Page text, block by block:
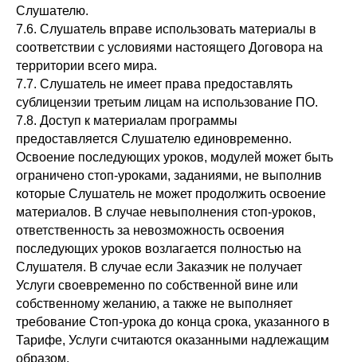
Слушателю.
7.6. Слушатель вправе использовать материалы в
соответствии с условиями настоящего Договора на
территории всего мира.
7.7. Слушатель не имеет права предоставлять
сублицензии третьим лицам на использование ПО.
7.8. Доступ к материалам программы
предоставляется Слушателю единовременно.
Освоение последующих уроков, модулей может быть
ограничено стоп-уроками, заданиями, не выполнив
которые Слушатель не может продолжить освоение
материалов. В случае невыполнения стоп-уроков,
ответственность за невозможность освоения
последующих уроков возлагается полностью на
Слушателя. В случае если Заказчик не получает
Услуги своевременно по собственной вине или
собственному желанию, а также не выполняет
требование Стоп-урока до конца срока, указанного в
Тарифе, Услуги считаются оказанными надлежащим
образом.